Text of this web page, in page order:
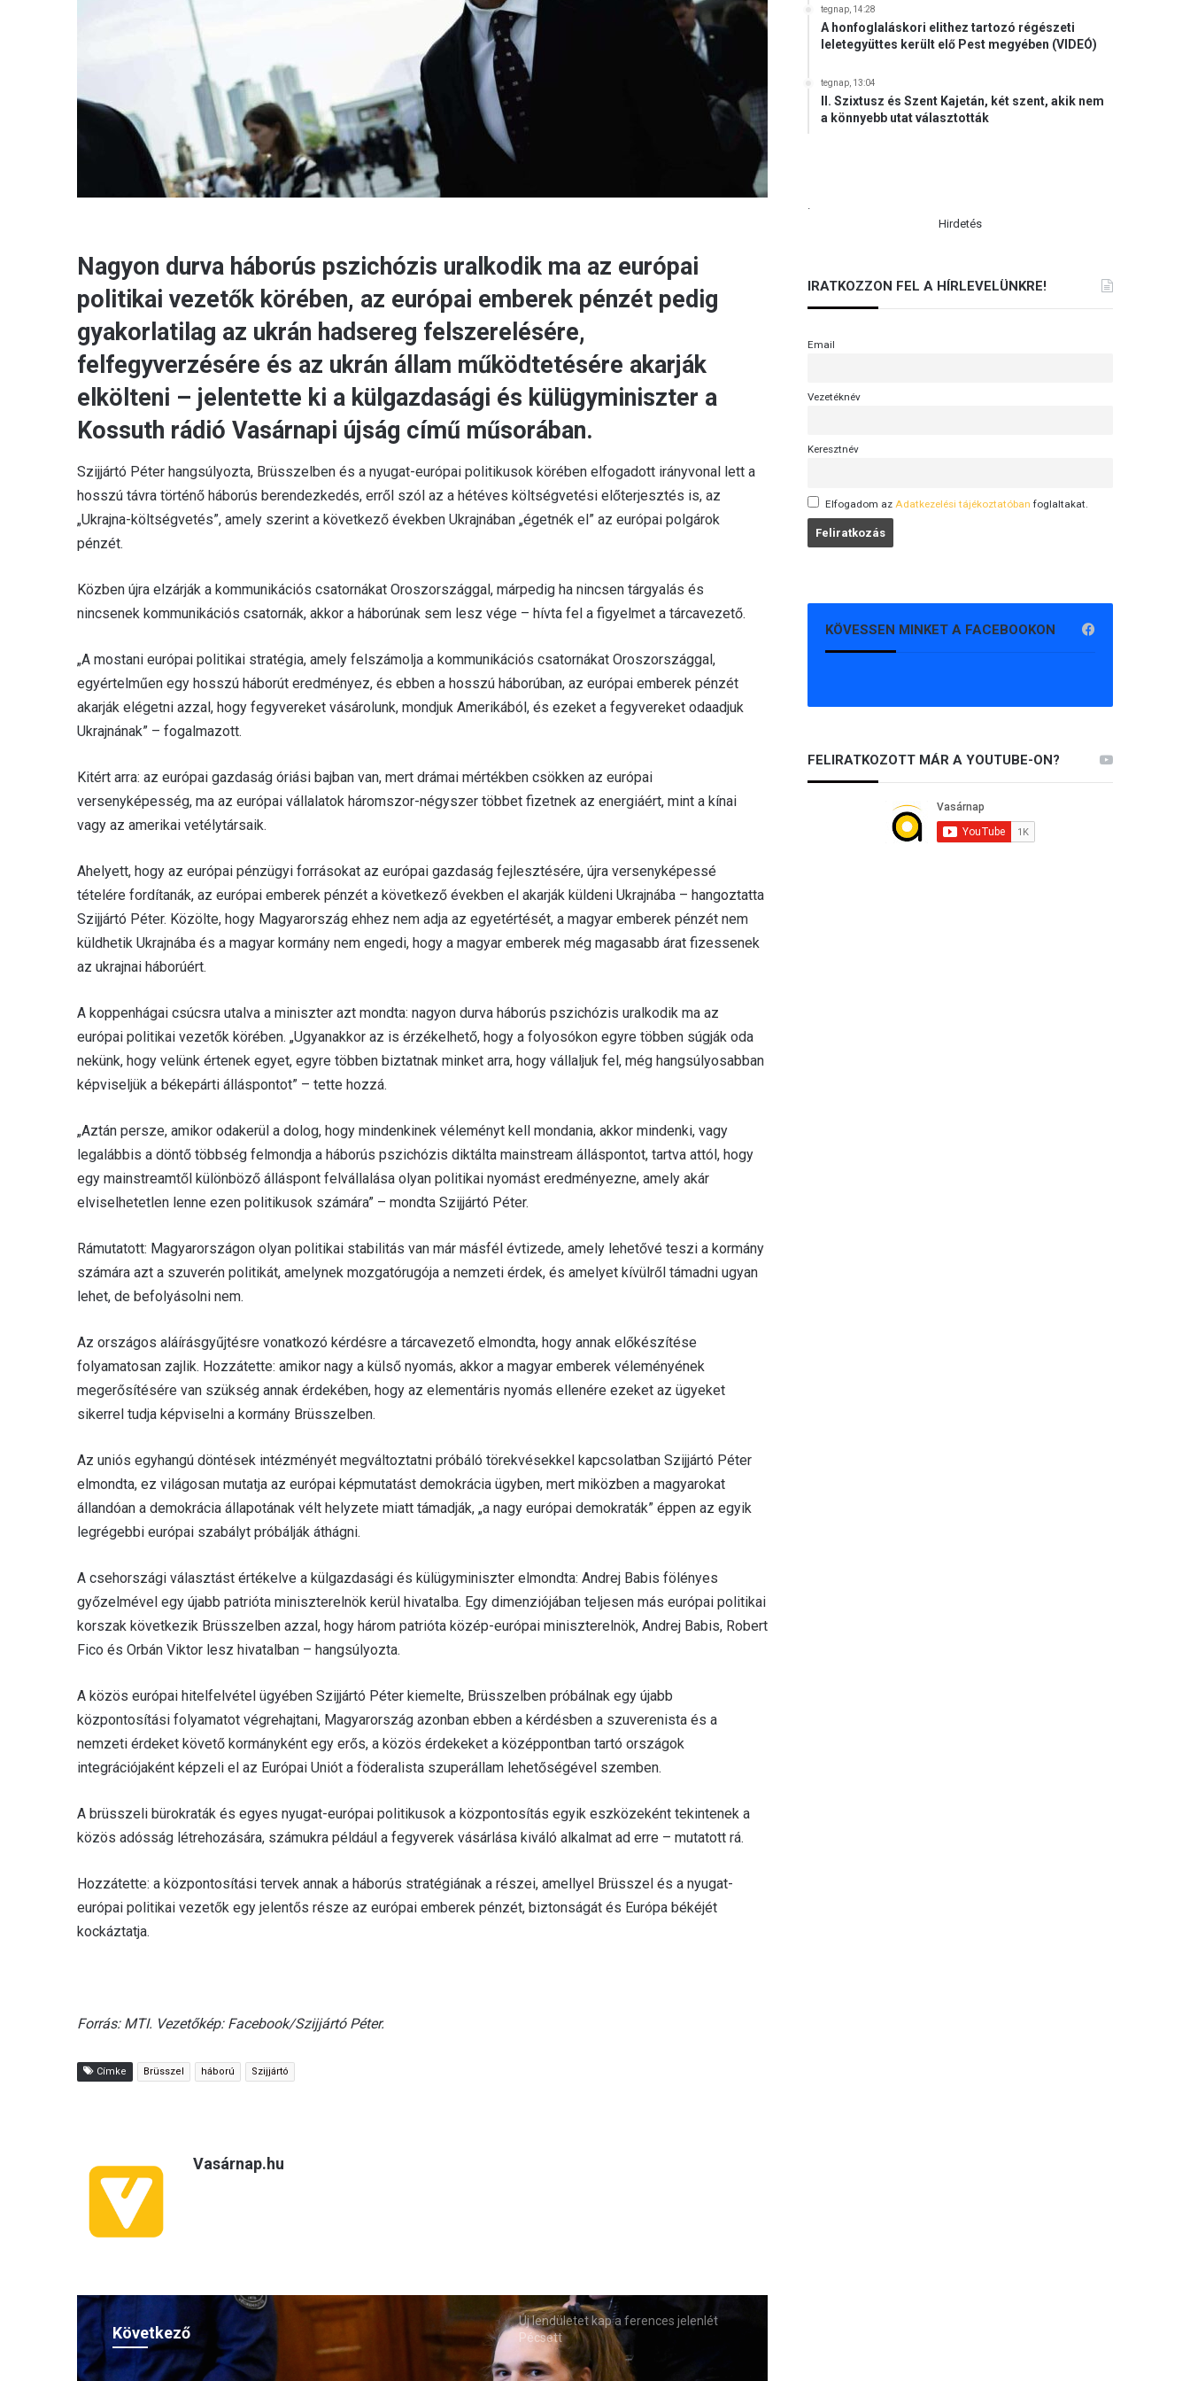
Nagyon durva háborús pszichózis uralkodik ma az európai
politikai vezetők körében, az európai emberek pénzét pedig
gyakorlatilag az ukrán hadsereg felszerelésére,
felfegyverzésére és az ukrán állam működtetésére akarják
elkölteni – jelentette ki a külgazdasági és külügyminiszter a
Kossuth rádió Vasárnapi újság című műsorában.
Szijjártó Péter hangsúlyozta, Brüsszelben és a nyugat-európai politikusok körében elfogadott irányvonal lett a
hosszú távra történő háborús berendezkedés, erről szól az a hétéves költségvetési előterjesztés is, az
„Ukrajna-költségvetés”, amely szerint a következő években Ukrajnában „égetnék el” az európai polgárok
pénzét.
Közben újra elzárják a kommunikációs csatornákat Oroszországgal, márpedig ha nincsen tárgyalás és
nincsenek kommunikációs csatornák, akkor a háborúnak sem lesz vége – hívta fel a figyelmet a tárcavezető.
„A mostani európai politikai stratégia, amely felszámolja a kommunikációs csatornákat Oroszországgal,
egyértelműen egy hosszú háborút eredményez, és ebben a hosszú háborúban, az európai emberek pénzét
akarják elégetni azzal, hogy fegyvereket vásárolunk, mondjuk Amerikából, és ezeket a fegyvereket odaadjuk
Ukrajnának” – fogalmazott.
Kitért arra: az európai gazdaság óriási bajban van, mert drámai mértékben csökken az európai
versenyképesség, ma az európai vállalatok háromszor-négyszer többet fizetnek az energiáért, mint a kínai
vagy az amerikai vetélytársaik.
Ahelyett, hogy az európai pénzügyi forrásokat az európai gazdaság fejlesztésére, újra versenyképessé
tételére fordítanák, az európai emberek pénzét a következő években el akarják küldeni Ukrajnába – hangoztatta
Szijjártó Péter. Közölte, hogy Magyarország ehhez nem adja az egyetértését, a magyar emberek pénzét nem
küldhetik Ukrajnába és a magyar kormány nem engedi, hogy a magyar emberek még magasabb árat fizessenek
az ukrajnai háborúért.
A koppenhágai csúcsra utalva a miniszter azt mondta: nagyon durva háborús pszichózis uralkodik ma az
európai politikai vezetők körében. „Ugyanakkor az is érzékelhető, hogy a folyosókon egyre többen súgják oda
nekünk, hogy velünk értenek egyet, egyre többen biztatnak minket arra, hogy vállaljuk fel, még hangsúlyosabban
képviseljük a békepárti álláspontot” – tette hozzá.
„Aztán persze, amikor odakerül a dolog, hogy mindenkinek véleményt kell mondania, akkor mindenki, vagy
legalábbis a döntő többség felmondja a háborús pszichózis diktálta mainstream álláspontot, tartva attól, hogy
egy mainstreamtől különböző álláspont felvállalása olyan politikai nyomást eredményezne, amely akár
elviselhetetlen lenne ezen politikusok számára” – mondta Szijjártó Péter.
Rámutatott: Magyarországon olyan politikai stabilitás van már másfél évtizede, amely lehetővé teszi a kormány
számára azt a szuverén politikát, amelynek mozgatórugója a nemzeti érdek, és amelyet kívülről támadni ugyan
lehet, de befolyásolni nem.
Az országos aláírásgyűjtésre vonatkozó kérdésre a tárcavezető elmondta, hogy annak előkészítése
folyamatosan zajlik. Hozzátette: amikor nagy a külső nyomás, akkor a magyar emberek véleményének
megerősítésére van szükség annak érdekében, hogy az elementáris nyomás ellenére ezeket az ügyeket
sikerrel tudja képviselni a kormány Brüsszelben.
Az uniós egyhangú döntések intézményét megváltoztatni próbáló törekvésekkel kapcsolatban Szijjártó Péter
elmondta, ez világosan mutatja az európai képmutatást demokrácia ügyben, mert miközben a magyarokat
állandóan a demokrácia állapotának vélt helyzete miatt támadják, „a nagy európai demokraták” éppen az egyik
legrégebbi európai szabályt próbálják áthágni.
A csehországi választást értékelve a külgazdasági és külügyminiszter elmondta: Andrej Babis fölényes
győzelmével egy újabb patrióta miniszterelnök kerül hivatalba. Egy dimenziójában teljesen más európai politikai
korszak következik Brüsszelben azzal, hogy három patrióta közép-európai miniszterelnök, Andrej Babis, Robert
Fico és Orbán Viktor lesz hivatalban – hangsúlyozta.
A közös európai hitelfelvétel ügyében Szijjártó Péter kiemelte, Brüsszelben próbálnak egy újabb
központosítási folyamatot végrehajtani, Magyarország azonban ebben a kérdésben a szuverenista és a
nemzeti érdeket követő kormányként egy erős, a közös érdekeket a középpontban tartó országok
integrációjaként képzeli el az Európai Uniót a föderalista szuperállam lehetőségével szemben.
A brüsszeli bürokraták és egyes nyugat-európai politikusok a központosítás egyik eszközeként tekintenek a
közös adósság létrehozására, számukra például a fegyverek vásárlása kiváló alkalmat ad erre – mutatott rá.
Hozzátette: a központosítási tervek annak a háborús stratégiának a részei, amellyel Brüsszel és a nyugat-
európai politikai vezetők egy jelentős része az európai emberek pénzét, biztonságát és Európa békéjét
kockáztatja.
Forrás: MTI. Vezetőkép: Facebook/Szijjártó Péter.
Címke Brüsszel háború Szijjártó
Vasárnap.hu
Következő
Új lendületet kap a ferences jelenlét
Pécsett
tegnap, 14:28
A honfoglaláskori elithez tartozó régészeti
leletegyüttes került elő Pest megyében (VIDEÓ)
tegnap, 13:04
II. Szixtusz és Szent Kajetán, két szent, akik nem
a könnyebb utat választották
.
Hirdetés
IRATKOZZON FEL A HÍRLEVELÜNKRE!
Email
Vezetéknév
Keresztnév
Elfogadom az Adatkezelési tájékoztatóban foglaltakat.
KÖVESSEN MINKET A FACEBOOKON
FELIRATKOZOTT MÁR A YOUTUBE-ON?